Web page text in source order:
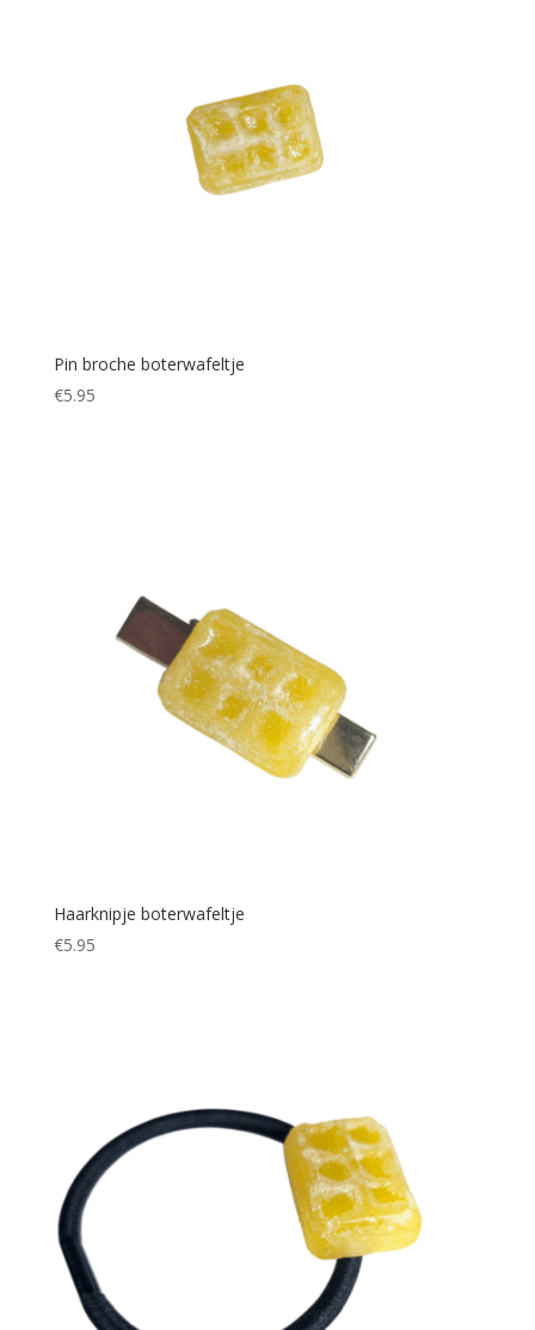
Pin broche boterwafeltje
€5.95
Haarknipje boterwafeltje
€5.95